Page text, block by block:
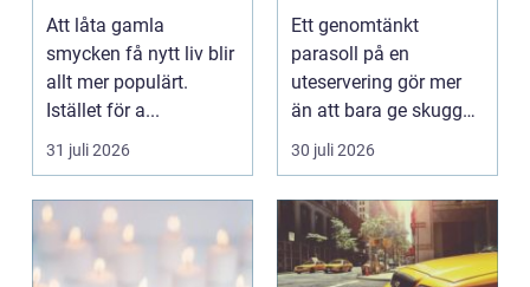
till nya favoriter
Att låta gamla
smycken få nytt liv blir
allt mer populärt.
Istället för a...
31 juli 2026
uteserveringen rätt
känsla året runt
Ett genomtänkt
parasoll på en
uteservering gör mer
än att bara ge skugga.
Det påverkar hur länge
gäs...
30 juli 2026